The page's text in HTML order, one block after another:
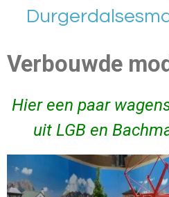
de
Verbouwde
Hier een paar
uit LGB en